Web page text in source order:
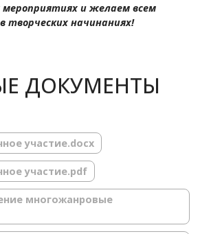
поменять члена жюри в дипломе
письма
письмо
QR-кода
идентификационного
и желаем всем
творческих начинаниях!
ДОКУМЕНТЫ
участие.docx
участие.pdf
многожанровые